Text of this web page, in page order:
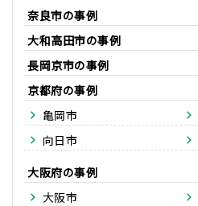
奈良市
大和高田市
長岡京市
京都府
亀岡市
向日市
大阪府
大阪市